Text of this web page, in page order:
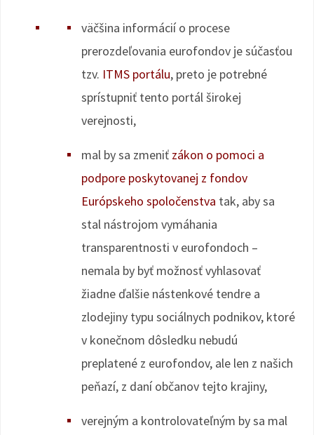
väčšina informácií o procese
prerozdeľovania eurofondov je súčasťou
tzv. ITMS portálu, preto je potrebné
sprístupniť tento portál širokej
verejnosti,
mal by sa zmeniť zákon o pomoci a
podpore poskytovanej z fondov
Európskeho spoločenstva tak, aby sa
stal nástrojom vymáhania
transparentnosti v eurofondoch –
nemala by byť možnosť vyhlasovať
žiadne ďalšie nástenkové tendre a
zlodejiny typu sociálnych podnikov, ktoré
v konečnom dôsledku nebudú
preplatené z eurofondov, ale len z našich
peňazí, z daní občanov tejto krajiny,
verejným a kontrolovateľným by sa mal